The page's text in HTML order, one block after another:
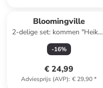
Bloomingville
2-delige set: kommen "Heikki"
bruin/wit - Ø 12 cm
-16%
€ 24,99
Adviesprijs (AVP): € 29,90*